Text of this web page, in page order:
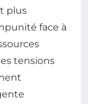
plus
face à
tensions